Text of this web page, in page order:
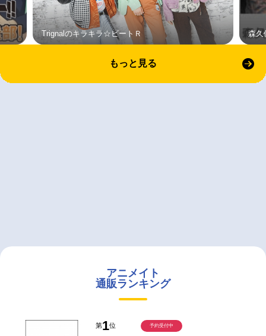
Trignalのキラキラ☆ビートＲ 森久
もっと見る
アニメイト
通販ランキング
第1位 予約受付中